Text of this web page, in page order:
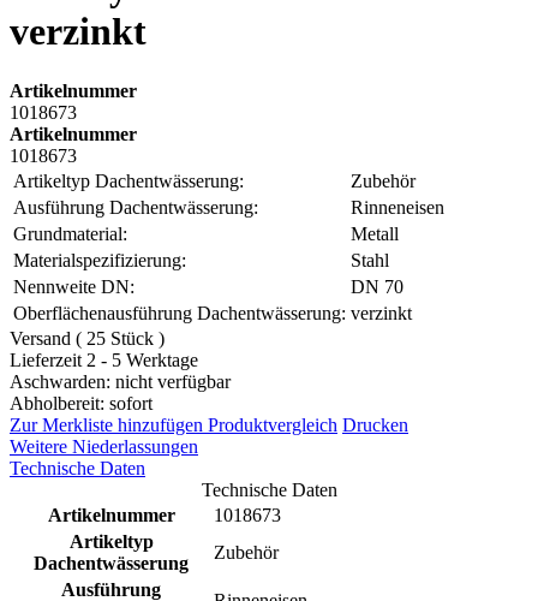
verzinkt
Artikelnummer
1018673
Artikelnummer
1018673
Artikeltyp Dachentwässerung:
Zubehör
Ausführung Dachentwässerung:
Rinneneisen
Grundmaterial:
Metall
Materialspezifizierung:
Stahl
Nennweite DN:
DN 70
Oberflächenausführung Dachentwässerung: verzinkt
Versand ( 25 Stück )
Lieferzeit 2 - 5 Werktage
Aschwarden: nicht verfügbar
Abholbereit: sofort
Zur Merkliste hinzufügen Produktvergleich Drucken
Weitere Niederlassungen
Technische Daten
Technische Daten
Artikelnummer
1018673
Artikeltyp
Dachentwässerung
Zubehör
Ausführung